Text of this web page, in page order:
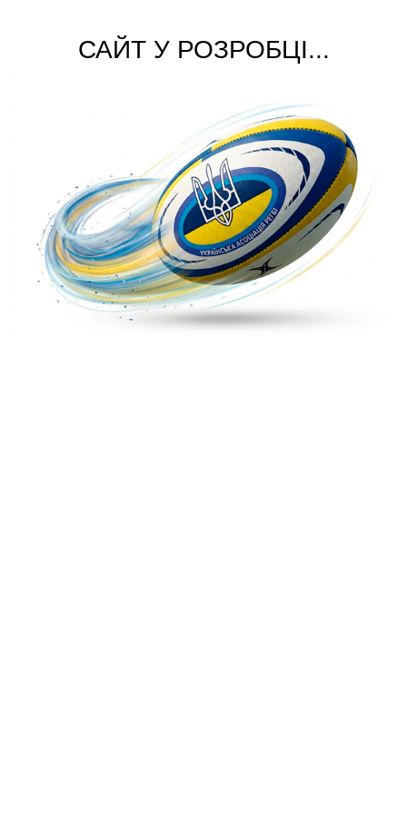
САЙТ У РОЗРОБЦІ...